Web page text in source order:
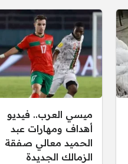
ميسي العرب.. فيديو
أهداف ومهارات عبد
الحميد معالي صفقة
الزمالك الجديدة